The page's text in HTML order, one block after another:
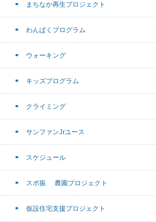
まちなか再生プロジェクト
わんぱくプログラム
ウォーキング
キッズプログラム
クライミング
サンファンJrユース
スケジュール
スポ振 農園プロジェクト
仮設住宅支援プロジェクト